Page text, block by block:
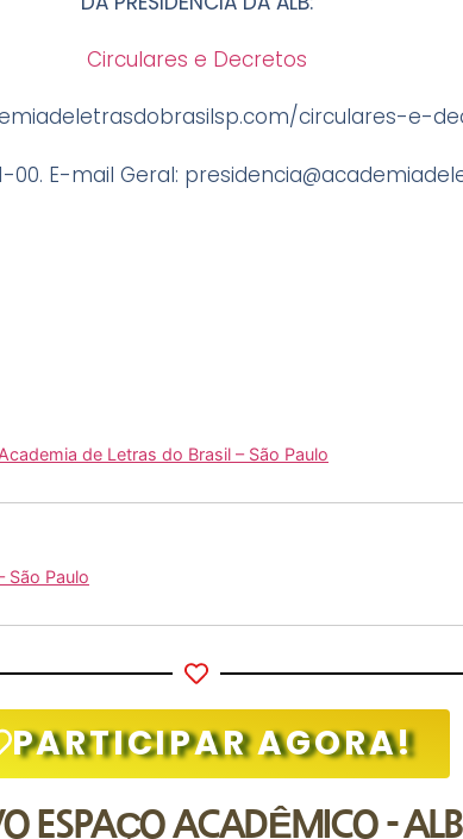
Circulares e Decretos
circulares-e-
00. E-mail Geral:
de Letras do Brasil – São Paulo
São Paulo
PARTICIPAR AGORA!
ESPAÇO ACADÊMICO -